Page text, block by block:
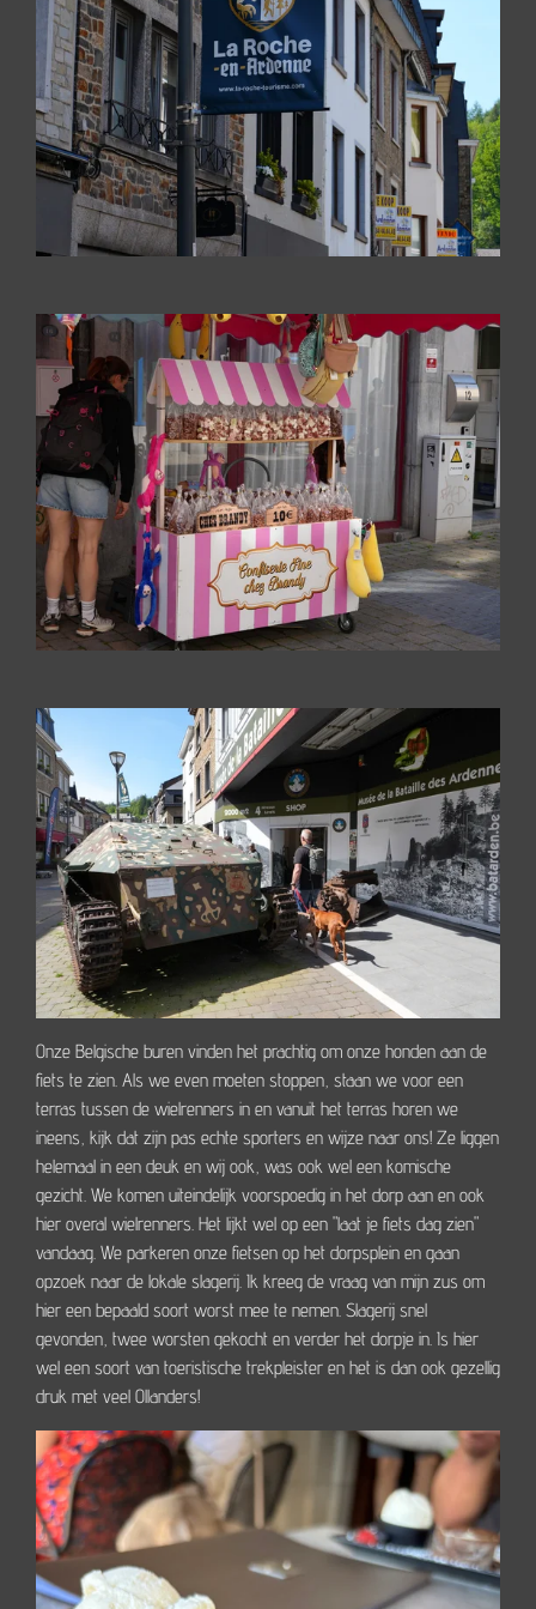
Onze Belgische buren vinden het prachtig om onze honden aan de
fiets te zien. Als we even moeten stoppen, staan we voor een
terras tussen de wielrenners in en vanuit het terras horen we
ineens, kijk dat zijn pas echte sporters en wijze naar ons! Ze liggen
helemaal in een deuk en wij ook, was ook wel een komische
gezicht. We komen uiteindelijk voorspoedig in het dorp aan en ook
hier overal wielrenners. Het lijkt wel op een "laat je fiets dag zien"
vandaag. We parkeren onze fietsen op het dorpsplein en gaan
opzoek naar de lokale slagerij. Ik kreeg de vraag van mijn zus om
hier een bepaald soort worst mee te nemen. Slagerij snel
gevonden, twee worsten gekocht en verder het dorpje in. Is hier
wel een soort van toeristische trekpleister en het is dan ook gezellig
druk met veel Ollanders!